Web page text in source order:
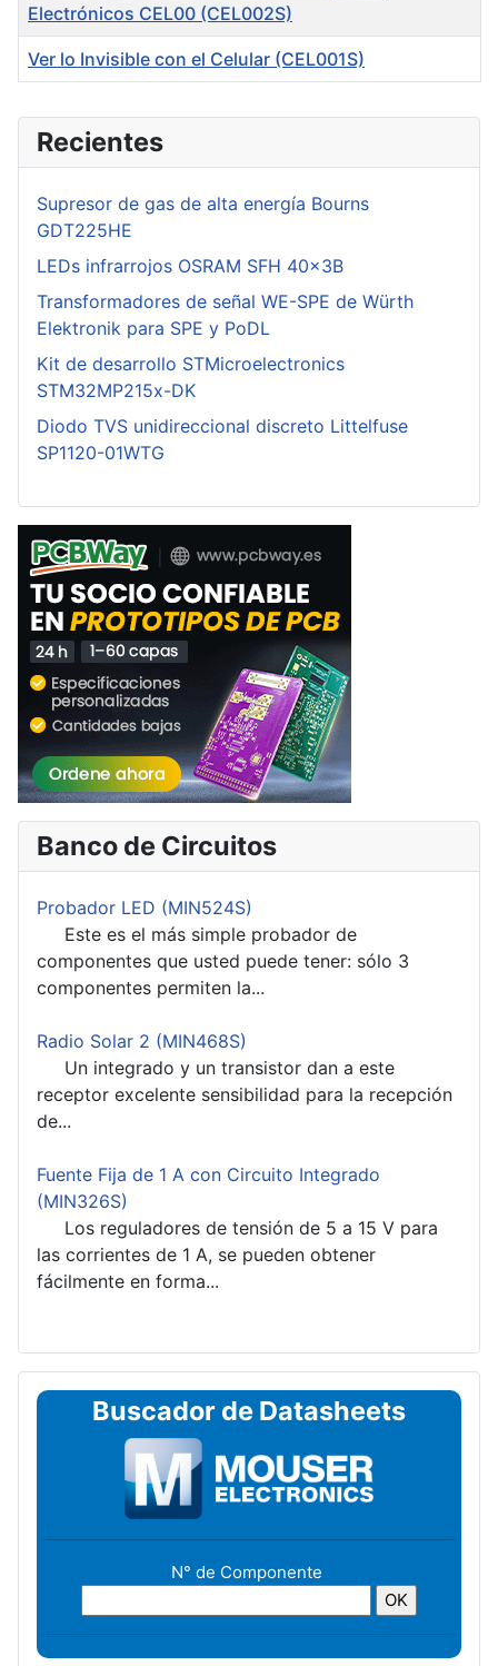
Electrónicos CEL00 (CEL002S)
Ver lo Invisible con el Celular (CEL001S)
Recientes
Supresor de gas de alta energía Bourns
GDT225HE
LEDs infrarrojos OSRAM SFH 40x3B
Transformadores de señal WE-SPE de Würth
Elektronik para SPE y PoDL
Kit de desarrollo STMicroelectronics
STM32MP215x-DK
Diodo TVS unidireccional discreto Littelfuse
SP1120-01WTG
Banco de Circuitos
Probador LED (MIN524S)
Este es el más simple probador de
componentes que usted puede tener: sólo 3
componentes permiten la...
Radio Solar 2 (MIN468S)
Un integrado y un transistor dan a este
receptor excelente sensibilidad para la recepción
de...
Fuente Fija de 1 A con Circuito Integrado
(MIN326S)
Los reguladores de tensión de 5 a 15 V para
las corrientes de 1 A, se pueden obtener
fácilmente en forma...
Buscador de Datasheets
N° de Componente